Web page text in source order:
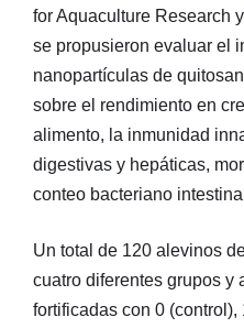
for Aquaculture Research
se propusieron evaluar el
nanopartículas de
sobre el rendimiento en
alimento, la inmunidad
digestivas y hepáticas,
conteo bacteriano
Un total de 120 alevinos
cuatro diferentes grupos y
fortificadas con 0 (control),